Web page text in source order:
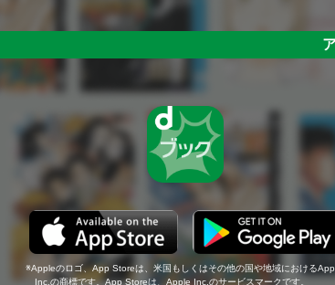
Appleのロゴ、App Storeは、米国もしくはその他の国や地域における
Inc.の商標です。App Storeは、Apple Inc.のサービスマークです。